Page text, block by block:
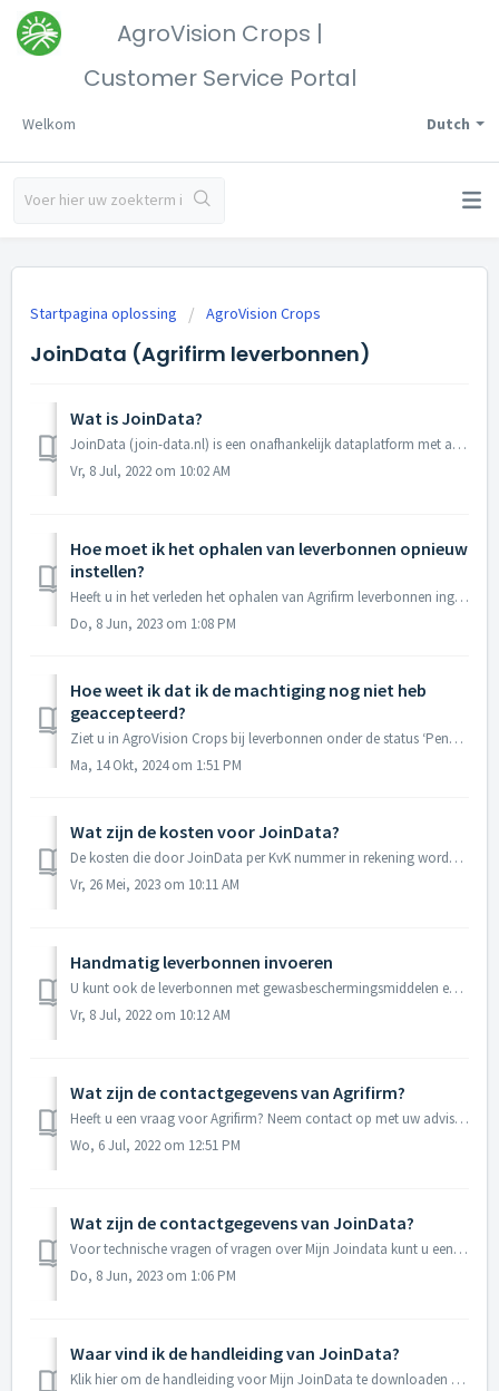
AgroVision Crops |
Customer Service Portal
Dutch
Welkom
Startpagina oplossing AgroVision Crops
JoinData (Agrifirm leverbonnen)
Wat is JoinData?
JoinData (join-data.nl) is een onafhankelijk dataplatform met als doel om gegevens gemakkelijk, efficiënt en veilig te delen. Via het JoinData platform kunn...
Vr, 8 Jul, 2022 om 10:02 AM
Hoe moet ik het ophalen van leverbonnen opnieuw
instellen?
Heeft u in het verleden het ophalen van Agrifirm leverbonnen ingesteld, dan zult u opnieuw actie moeten ondernemen. Alle oude instellingen zijn verwijderd. ...
Do, 8 Jun, 2023 om 1:08 PM
Hoe weet ik dat ik de machtiging nog niet heb
geaccepteerd?
Ziet u in AgroVision Crops bij leverbonnen onder de status ‘Pending’ staan dan staat de machtiging nog klaar bij JoinData om geaccepteerd te worden.
Ma, 14 Okt, 2024 om 1:51 PM
Wat zijn de kosten voor JoinData?
De kosten die door JoinData per KvK nummer in rekening worden gebracht voor het leveren van de data en voor realisatie en onderhoud van de koppeling, worden...
Vr, 26 Mei, 2023 om 10:11 AM
Handmatig leverbonnen invoeren
U kunt ook de leverbonnen met gewasbeschermingsmiddelen en meststoffen van Agrifirm handmatig invoeren. U betaalt op deze manier geen kosten voor automatisc...
Vr, 8 Jul, 2022 om 10:12 AM
Wat zijn de contactgegevens van Agrifirm?
Heeft u een vraag voor Agrifirm? Neem contact op met uw adviseur, bel naar 088 488 12 10 of stuur een e-mail naar plant@agrifirm.nl
Wo, 6 Jul, 2022 om 12:51 PM
Wat zijn de contactgegevens van JoinData?
Voor technische vragen of vragen over Mijn Joindata kunt u een e-mail sturen naar support@join-data.nl Klik hier om de handleiding voor Mijn JoinData te do...
Do, 8 Jun, 2023 om 1:06 PM
Waar vind ik de handleiding van JoinData?
Klik hier om de handleiding voor Mijn JoinData te downloaden als PDF of klik hier voor de video.